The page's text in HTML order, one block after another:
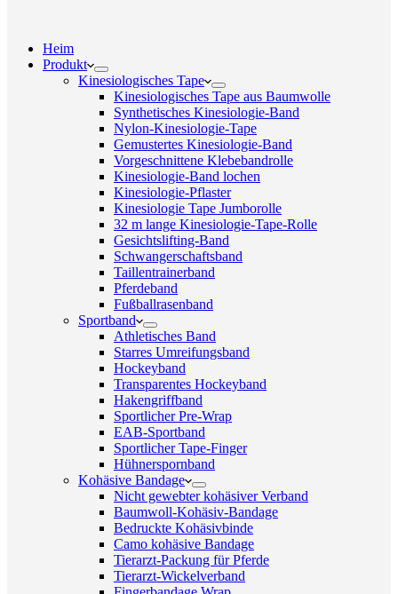
Heim
Produkt
Kinesiologisches Tape
Kinesiologisches Tape aus Baumwolle
Synthetisches Kinesiologie-Band
Nylon-Kinesiologie-Tape
Gemustertes Kinesiologie-Band
Vorgeschnittene Klebebandrolle
Kinesiologie-Band lochen
Kinesiologie-Pflaster
Kinesiologie Tape Jumborolle
32 m lange Kinesiologie-Tape-Rolle
Gesichtslifting-Band
Schwangerschaftsband
Taillentrainerband
Pferdeband
Fußballrasenband
Sportband
Athletisches Band
Starres Umreifungsband
Hockeyband
Transparentes Hockeyband
Hakengriffband
Sportlicher Pre-Wrap
EAB-Sportband
Sportlicher Tape-Finger
Hühnerspornband
Kohäsive Bandage
Nicht gewebter kohäsiver Verband
Baumwoll-Kohäsiv-Bandage
Bedruckte Kohäsivbinde
Camo kohäsive Bandage
Tierarzt-Packung für Pferde
Tierarzt-Wickelverband